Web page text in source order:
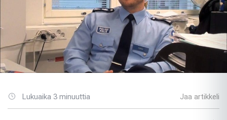
Lukuaika 3 minuuttia Jaa artikkeli